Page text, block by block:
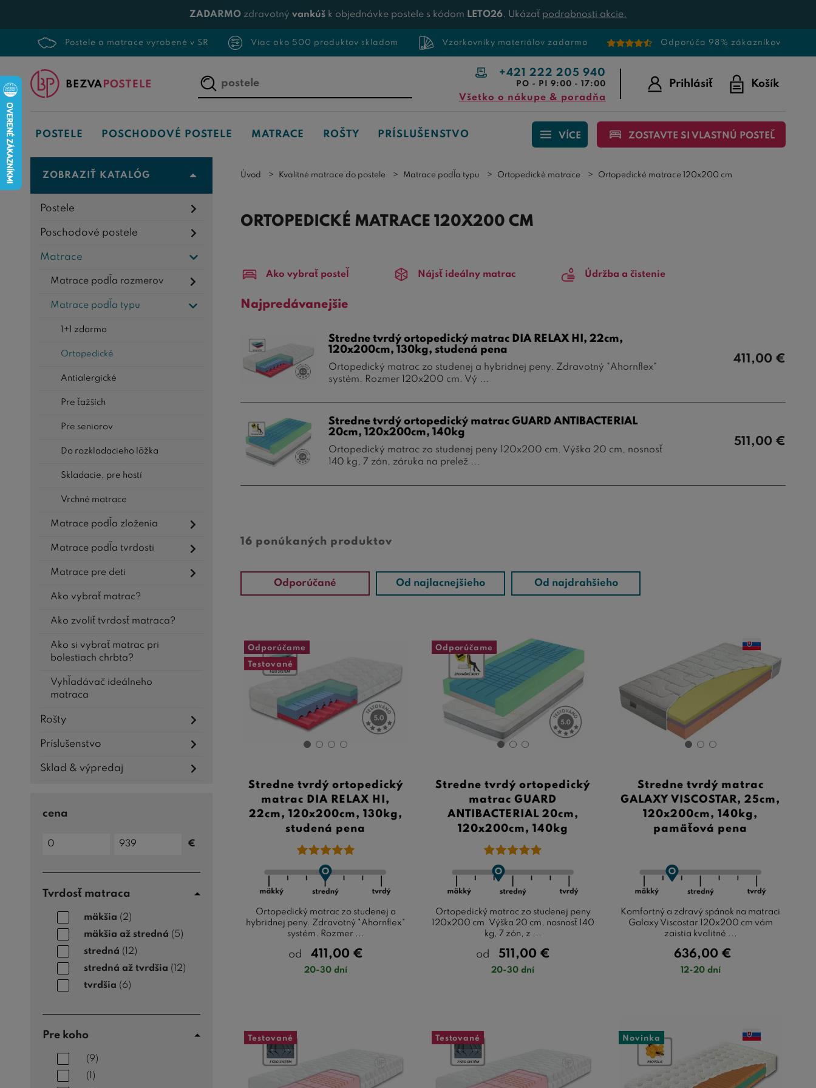
ZADARMO zdravotný vankúš k objednávke postele s kódom LETO26. Ukázať podrobnosti akcie.
Postele a matrace vyrobené v SR Viac ako 500 produktov skladom Vzorkovníky materiálov zadarmo Odporúča 98% zákazníkov
Napíšte,
čo
hľadáte...
+421 222 205 940
PO - PI 9:00 - 17:00
Všetko o nákupe & poradňa
Prihlásiť Košík
POSTELE POSCHODOVÉ POSTELE MATRACE ROŠTY PRÍSLUŠENSTVO VÍCE ZOSTAVTE SI VLASTNÚ POSTEĽ
Úvod Kvalitné matrace do postele Matrace podľa typu Ortopedické matrace Ortopedické matrace 120x200 cm
ORTOPEDICKÉ MATRACE 120X200 CM
Ako vybrať posteľ Nájsť ideálny matrac Údržba a čistenie
Najpredávanejšie
Stredne tvrdý ortopedický matrac DIA RELAX HI, 22cm,
120x200cm, 130kg, studená pena
Ortopedický matrac zo studenej a hybridnej peny. Zdravotný "Ahornflex"
systém. Rozmer 120x200 cm. Vý ...
411,00 €
Stredne tvrdý ortopedický matrac GUARD ANTIBACTERIAL
20cm, 120x200cm, 140kg
Ortopedický matrac zo studenej peny 120x200 cm. Výška 20 cm, nosnosť
140 kg, 7 zón, záruka na prelež ...
511,00 €
ZOBRAZIŤ KATALÓG
Postele
Poschodové postele
Matrace
Matrace podľa rozmerov
Matrace podľa typu
1+1 zdarma
Ortopedické
Antialergické
Pre ťažších
Pre seniorov
Do rozkladacieho lôžka
Skladacie, pre hostí
Vrchné matrace
Matrace podľa zloženia
Matrace podľa tvrdosti
Matrace pre deti
Ako vybrať matrac?
Ako zvoliť tvrdosť matraca?
Ako si vybrať matrac pri
bolestiach chrbta?
Vyhľadávač ideálneho
matraca
Rošty
Príslušenstvo
Sklad & výpredaj
cena
Cena
Cena
do
€
Tvrdosť matraca
mäkšia (2)
mäkšia až stredná (5)
stredná (12)
stredná až tvrdšia (12)
tvrdšia (6)
Pre koho
(9)
(1)
16 ponúkaných produktov
Odporúčané Od najlacnejšieho Od najdrahšieho
Odporúčame
Testované
Stredne tvrdý ortopedický
matrac DIA RELAX HI,
22cm, 120x200cm, 130kg,
studená pena
Ortopedický matrac zo studenej a
hybridnej peny. Zdravotný "Ahornflex"
systém. Rozmer ...
od 411,00 €
20-30 dní
Odporúčame
Stredne tvrdý ortopedický
matrac GUARD
ANTIBACTERIAL 20cm,
120x200cm, 140kg
Ortopedický matrac zo studenej peny
120x200 cm. Výška 20 cm, nosnosť 140
kg, 7 zón, z ...
od 511,00 €
20-30 dní
Stredne tvrdý matrac
GALAXY VISCOSTAR, 25cm,
120x200cm, 140kg,
pamäťová pena
Komfortný a zdravý spánok na matraci
Galaxy Viscostar 120x200 cm vám
zaistia kvalitné ...
636,00 €
12-20 dní
Testované Testované Novinka